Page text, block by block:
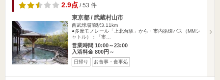
2.9点 / 53 件
東京都 / 武蔵村山市
西武球場前駅3.11km
●多摩モノレール「上北台駅」から・市内循環バス（MMシ
ャトル）：「市…
営業時間 10:00～23:00
入浴料金 800円～
日帰り お食事・食事処